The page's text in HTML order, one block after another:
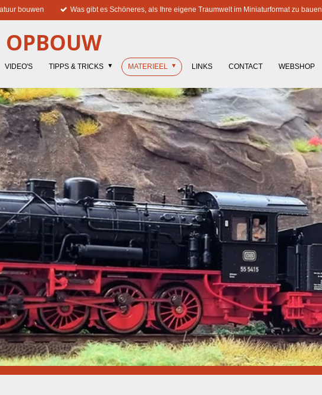
bouwen Was gibt es Schöneres, als Ihre eigene Traumwelt im Miniaturformat zu bauen
VIDEO'S TIPPS & TRICKS MATERIEEL LINKS CONTACT WEBSHOP